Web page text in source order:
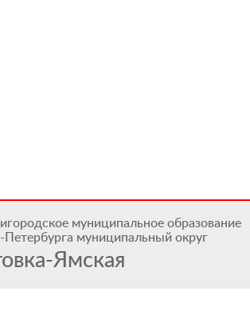
муниципальное образование
Петербурга муниципальный округ
Ямская